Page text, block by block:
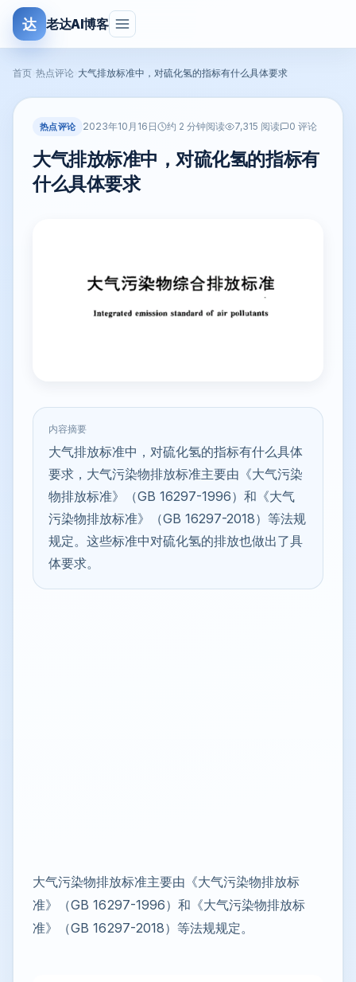
达 老达AI博客
首页 热点评论 大气排放标准中，对硫化氢的指标有什么具体要求
热点评论 2023年10月16日 约 2 分钟阅读 7,315 阅读 0 评论
大气排放标准中，对硫化氢的指标有
什么具体要求
内容摘要
大气排放标准中，对硫化氢的指标有什么具体
要求，大气污染物排放标准主要由《大气污染
物排放标准》（GB 16297-1996）和《大气
污染物排放标准》（GB 16297-2018）等法规
规定。这些标准中对硫化氢的排放也做出了具
体要求。
大气污染物排放标准主要由《大气污染物排放标
准》（GB 16297-1996）和《大气污染物排放标
准》（GB 16297-2018）等法规规定。